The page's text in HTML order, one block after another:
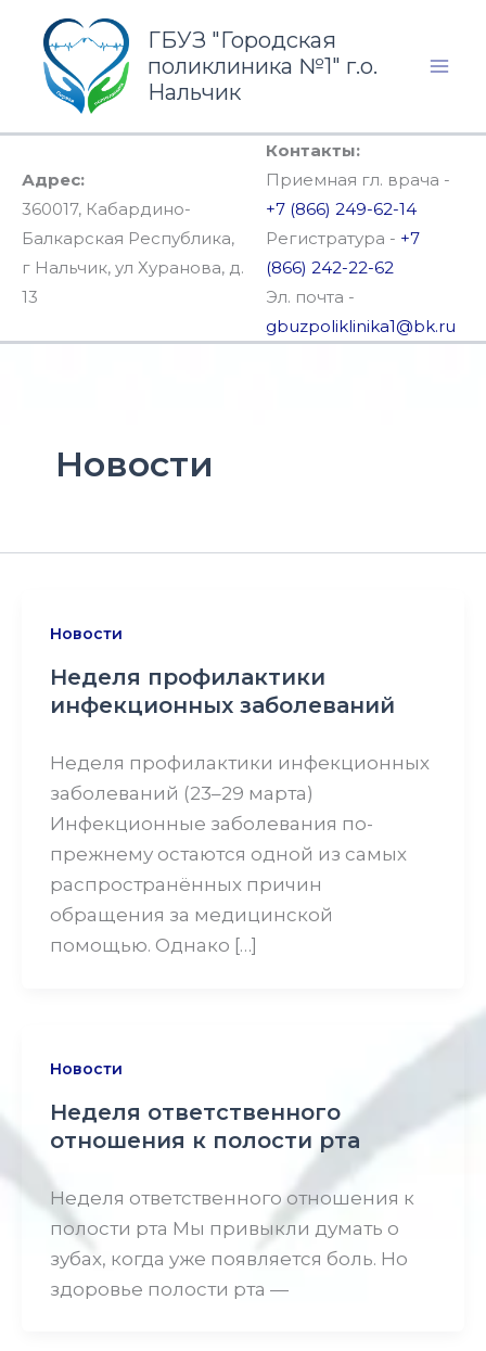
Перейти
содержимому
ГБУЗ "Городская
поликлиника №1" г.о.
Нальчик
Адрес:
360017, Кабардино-
Балкарская Республика,
г Нальчик, ул Хуранова, д.
13
Контакты:
Приемная гл. врача -
+7 (866) 249-62-14
Регистратура - +7
(866) 242-22-62
Эл. почта -
gbuzpoliklinika1@bk.ru
Новости
Новости
Неделя профилактики
инфекционных заболеваний
Неделя профилактики инфекционных
заболеваний (23–29 марта)
Инфекционные заболевания по-
прежнему остаются одной из самых
распространённых причин
обращения за медицинской
помощью. Однако […]
Новости
Неделя ответственного
отношения к полости рта
Неделя ответственного отношения к
полости рта Мы привыкли думать о
зубах, когда уже появляется боль. Но
здоровье полости рта —